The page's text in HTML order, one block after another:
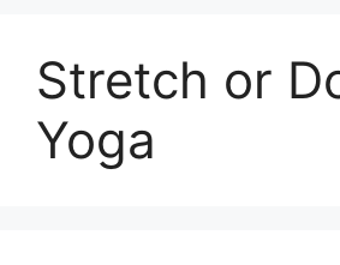
Stretch or
Yoga